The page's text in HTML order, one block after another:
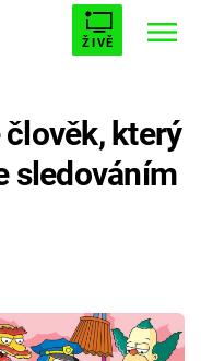
ŽIVĚ
5
člověk, který
sledováním